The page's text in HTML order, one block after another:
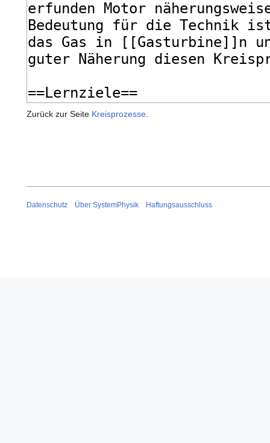
Zurück zur Seite Kreisprozesse
Datenschutz Über SystemPhysik Haftungsausschluss